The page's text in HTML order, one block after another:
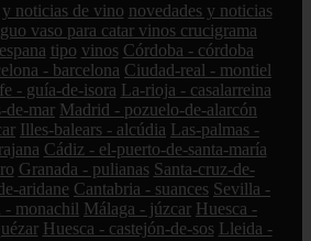
y noticias de vino novedades y noticias
vaso para catar vinos crucigrama
espana tipo vinos Córdoba - córdoba
- barcelona Ciudad-real - montiel
- guía-de-isora La-rioja - casalarreina
de-mar Madrid - pozuelo-de-alarcón
Illes-balears - alcúdia Las-palmas -
Cádiz - el-puerto-de-santa-maría
Granada - pulianas Santa-cruz-de-
aridane Cantabria - suances Sevilla -
- monachil Málaga - júzcar Huesca -
Huesca - castejón-de-sos Lleida -